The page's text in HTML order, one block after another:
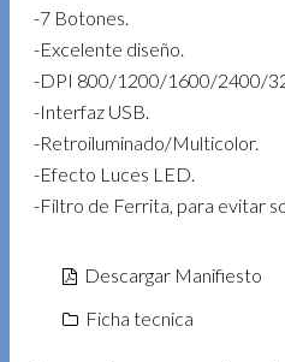
-7 Botones.
-Excelente diseño.
-DPI 800/1200/1600/2400/
-Interfaz USB.
-Retroiluminado/Multicolor.
-Efecto Luces LED.
-Filtro de Ferrita, para evitar
Descargar Manifiesto
Ficha tecnica